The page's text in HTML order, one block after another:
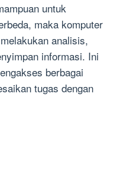
untuk
maka komputer
analisis,
informasi. Ini
berbagai
tugas dengan